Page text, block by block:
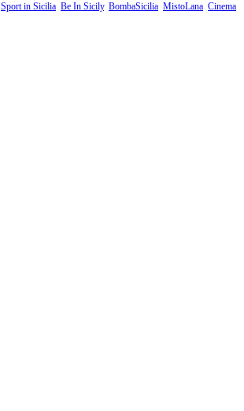
Sport in Sicilia Be In Sicily, BombaSicilia MistoLana Cinema